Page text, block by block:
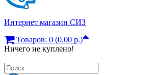
Интернет магазин СИЗ
Товаров: 0 (0.00 р.)
Ничего не куплено!